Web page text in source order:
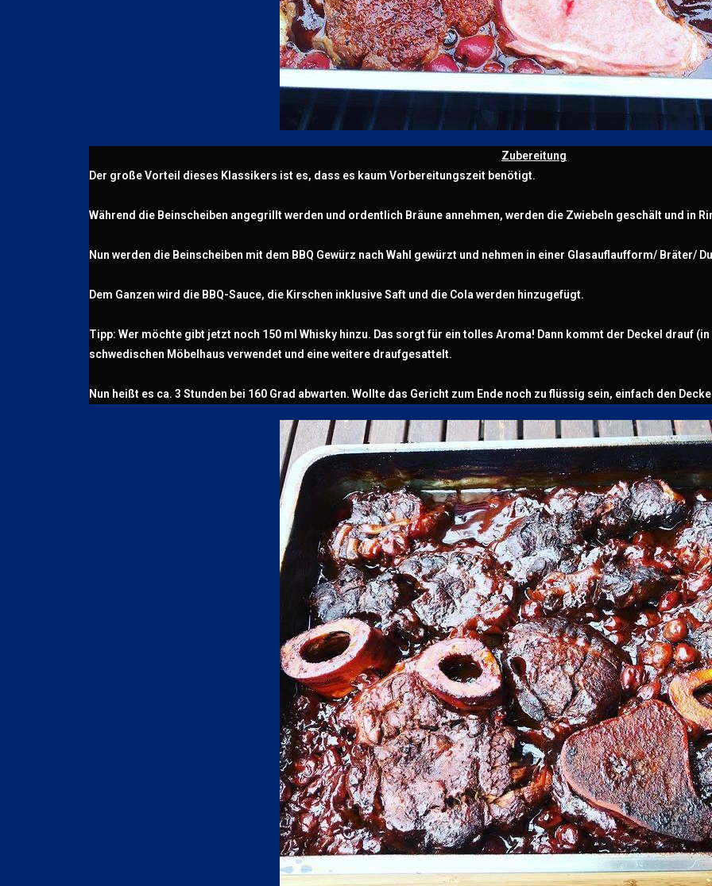
Zubereitung
Der große Vorteil dieses Klassikers ist es, dass es kaum Vorbereitungszeit benötigt.
Während die Beinscheiben angegrillt werden und ordentlich Bräune annehmen, werden die Zwiebeln geschält und in
Nun werden die Beinscheiben mit dem BBQ Gewürz nach Wahl gewürzt und nehmen in einer Glasauflaufform/ Bräter/
Dem Ganzen wird die BBQ-Sauce, die Kirschen inklusive Saft und die Cola werden hinzugefügt.
Tipp: Wer möchte gibt jetzt noch 150 ml Whisky hinzu. Das sorgt für ein tolles Aroma! Dann kommt der Deckel drauf
schwedischen Möbelhaus verwendet und eine weitere draufgesattelt.
Nun heißt es ca. 3 Stunden bei 160 Grad abwarten. Wollte das Gericht zum Ende noch zu flüssig sein, einfach den